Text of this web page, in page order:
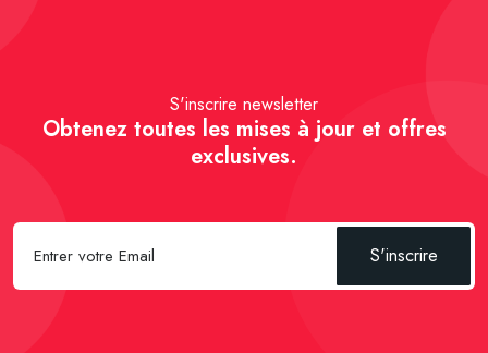
S'inscrire newsletter
Obtenez toutes les mises à jour et offres
exclusives.
S'inscrire